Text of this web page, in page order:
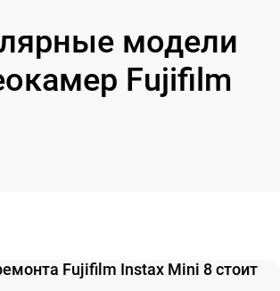
модели
Fujifilm
Fujifilm Instax Mini 8 стоит